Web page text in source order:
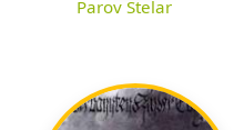
Parov Stelar